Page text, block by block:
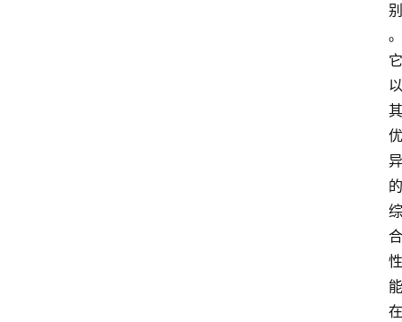
别
。
它
以
其
优
异
的
综
合
性
能
在